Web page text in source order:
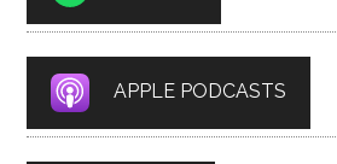
APPLE PODCASTS